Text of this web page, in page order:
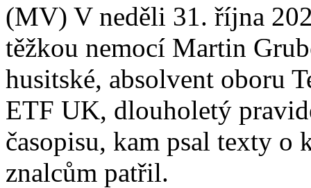
(MV) V neděli 31. října
těžkou nemocí Martin
husitské, absolvent oboru
ETF UK, dlouholetý
časopisu, kam psal texty o
znalcům patřil.